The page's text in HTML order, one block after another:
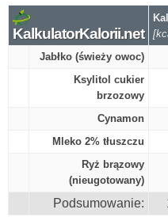
KalkulatorKalorii.net
Jabłko (świeży owoc)
Ksylitol cukier
brzozowy
Cynamon
Mleko 2% tłuszczu
Ryż brązowy
(nieugotowany)
Podsumowanie: